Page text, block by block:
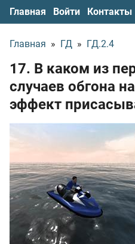
Главная Войти Контакты
Главная » ГД » ГД.2.4
17. В каком из
случаев обгона
эффект